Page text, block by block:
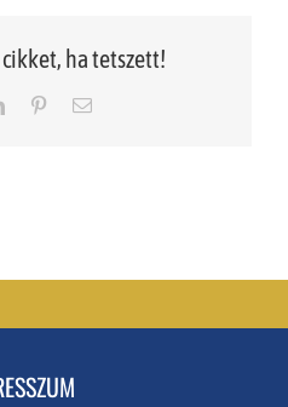
cikket, ha tetszett!
LinkedInPinterestEmail